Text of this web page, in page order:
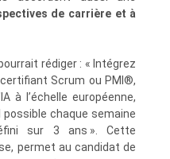
de carrière et à
rédiger : « Intégrez
Scrum ou PMI®,
à l’échelle européenne,
chaque semaine
sur 3 ans ». Cette
permet au candidat de